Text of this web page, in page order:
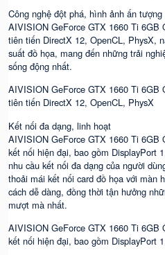
Công nghệ đột phá, hình ảnh ấn tượng
AIVISION GeForce GTX 1660 Ti 6GB
tiên tiến DirectX 12, OpenCL, PhysX,
suất đồ họa, mang đến những trải
sống động nhất.
AIVISION GeForce GTX 1660 Ti 6GB
tiên tiến DirectX 12, OpenCL, PhysX
Kết nối đa dạng, linh hoạt
AIVISION GeForce GTX 1660 Ti 6GB
kết nối hiện đại, bao gồm DisplayPort
nhu cầu kết nối đa dạng của người
thoải mái kết nối card đồ họa với màn
cách dễ dàng, đồng thời tận hưởng
mượt mà nhất.
AIVISION GeForce GTX 1660 Ti 6GB
kết nối hiện đại, bao gồm DisplayPort